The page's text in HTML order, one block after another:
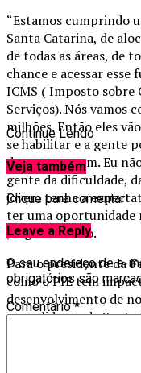
“Estamos cumprindo
Santa Catarina, de
de todas as áreas, de
chance e acessar
ICMS ( Imposto sobre
Serviços). Nós vamos
milhões. Então eles
se habilitar e a gente
do ano que vem. Eu
gente da dificuldade,
jovem tenha a
ter uma oportunidade
Jorginho Mello.
Para o presidente da
como o PIE tem
desenvolvimento de
consolidação de
Continue Lendo
Veja também
Clique para comentar
Leave a Reply
O seu endereço de e-
obrigatórios são
Comentário*